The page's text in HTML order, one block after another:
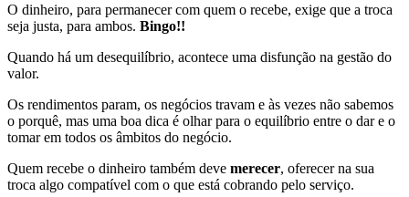
O dinheiro, para permanecer com quem o recebe, exige que a troca
seja justa, para ambos. Bingo!!
Quando há um desequilíbrio, acontece uma disfunção na gestão do
valor.
Os rendimentos param, os negócios travam e às vezes não sabemos
o porquê, mas uma boa dica é olhar para o equilíbrio entre o dar e o
tomar em todos os âmbitos do negócio.
Quem recebe o dinheiro também deve merecer, oferecer na sua
troca algo compatível com o que está cobrando pelo serviço.